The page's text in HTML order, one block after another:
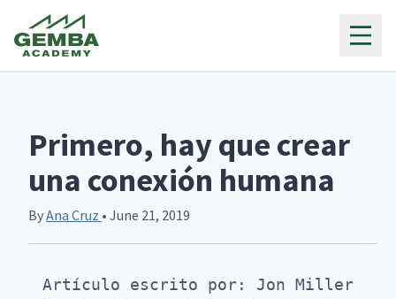
Primero, hay que crear
una conexión humana
ByAna Cruz • June 21, 2019
Artículo escrito por: Jon Miller